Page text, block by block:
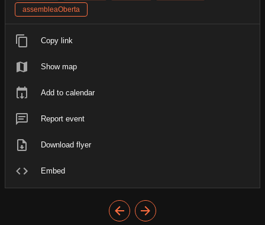
assembleaOberta
Copy link
Show map
Add to calendar
Report event
Download flyer
Embed